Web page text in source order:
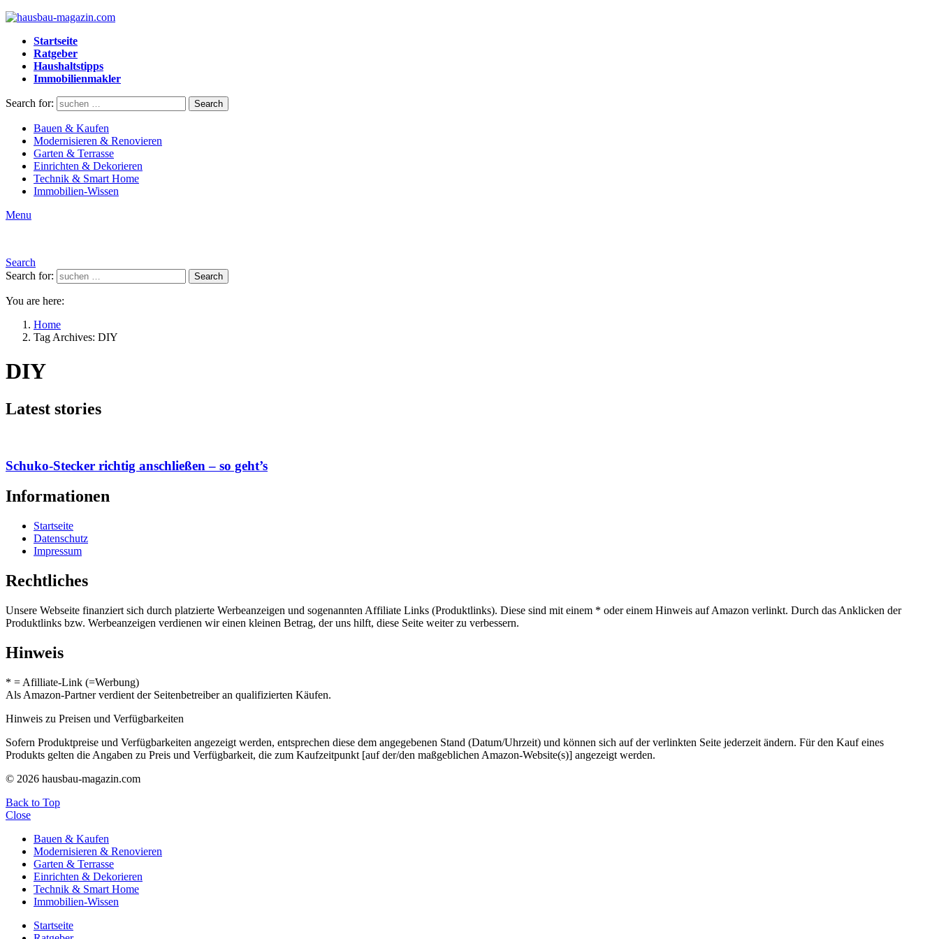
Startseite
Ratgeber
Haushaltstipps
Immobilienmakler
Search for: Search
Bauen & Kaufen
Modernisieren & Renovieren
Garten & Terrasse
Einrichten & Dekorieren
Technik & Smart Home
Immobilien-Wissen
Menu
Search
Search for:
Search
You are here:
Home
Tag Archives: DIY
DIY
Latest stories
Schuko-Stecker richtig anschließen – so geht’s
Informationen
Startseite
Datenschutz
Impressum
Rechtliches
Unsere Webseite finanziert sich durch platzierte Werbeanzeigen und sogenannten Affiliate Links (Produktlinks). Diese sind mit einem * oder einem Hinweis auf Amazon verlinkt. Durch das Anklicken der
Produktlinks bzw. Werbeanzeigen verdienen wir einen kleinen Betrag, der uns hilft, diese Seite weiter zu verbessern.
Hinweis
* = Afilliate-Link (=Werbung)
Als Amazon-Partner verdient der Seitenbetreiber an qualifizierten Käufen.
Hinweis zu Preisen und Verfügbarkeiten
Sofern Produktpreise und Verfügbarkeiten angezeigt werden, entsprechen diese dem angegebenen Stand (Datum/Uhrzeit) und können sich auf der verlinkten Seite jederzeit ändern. Für den Kauf eines
Produkts gelten die Angaben zu Preis und Verfügbarkeit, die zum Kaufzeitpunkt [auf der/den maßgeblichen Amazon-Website(s)] angezeigt werden.
© 2026 hausbau-magazin.com
Back to Top
Close
Bauen & Kaufen
Modernisieren & Renovieren
Garten & Terrasse
Einrichten & Dekorieren
Technik & Smart Home
Immobilien-Wissen
Startseite